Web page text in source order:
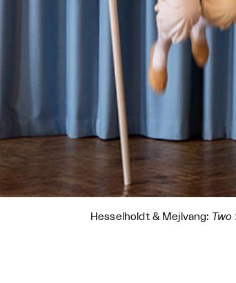
Hesselholdt & Mejlvang: